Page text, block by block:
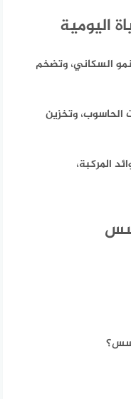
اليومية
السكاني، وتضخم
وتخزين
المركبة،